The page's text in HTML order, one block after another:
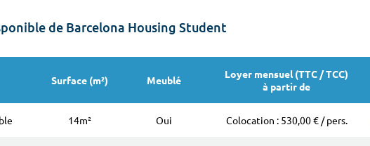
de Barcelona Housing Student
Surface (m²) Meublé
Loyer mensuel (TTC / TCC)
à partir de
14m² Oui Colocation : 530,00 € / pers.